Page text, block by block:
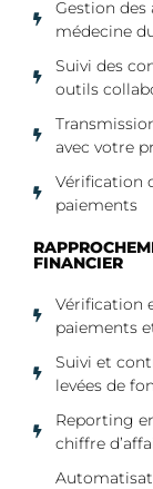
Gestion des
médecine
Suivi des
outils
avec votre
Vérification
paiements
FINANCIER​
Vérification
paiements
Suivi et
levées de
Reporting
chiffre